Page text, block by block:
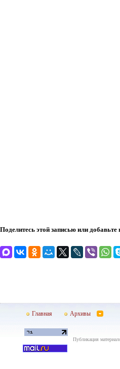
Поделитесь этой записью или добавьте
Главная Архивы
Публикация